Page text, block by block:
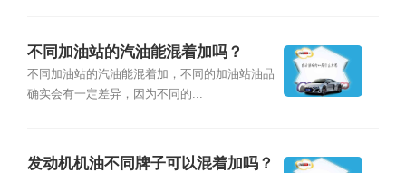
不同加油站的汽油能混着加吗？
不同加油站的汽油能混着加，不同的加油站油品
确实会有一定差异，因为不同的...
发动机机油不同牌子可以混着加吗？